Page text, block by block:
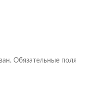
Обязательные поля